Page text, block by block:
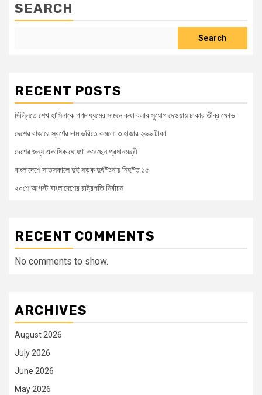
SEARCH
Search
RECENT POSTS
দিল্লিতে শেখ হাসিনাকে গণমাধ্যমের সামনে কথা বলার সুযোগ দেওয়ায় ঢাকার তীব্র ক্ষোভ
দেশের বাজারে স্বর্ণের দাম ভরিতে কমলো ৩ হাজার ২৬৬ টাকা
দেশের জন্য একাধিক ঘোষণা করেছেন প্রধানমন্ত্রী
বাংলাদেশে সাতসকালে দুই সড়ক দুর্ঘ*টনায় নিহ*ত ১৫
২০শে আগস্ট বাংলাদেশের রাষ্ট্রপতি নির্বাচন
RECENT COMMENTS
No comments to show.
ARCHIVES
August 2026
July 2026
June 2026
May 2026